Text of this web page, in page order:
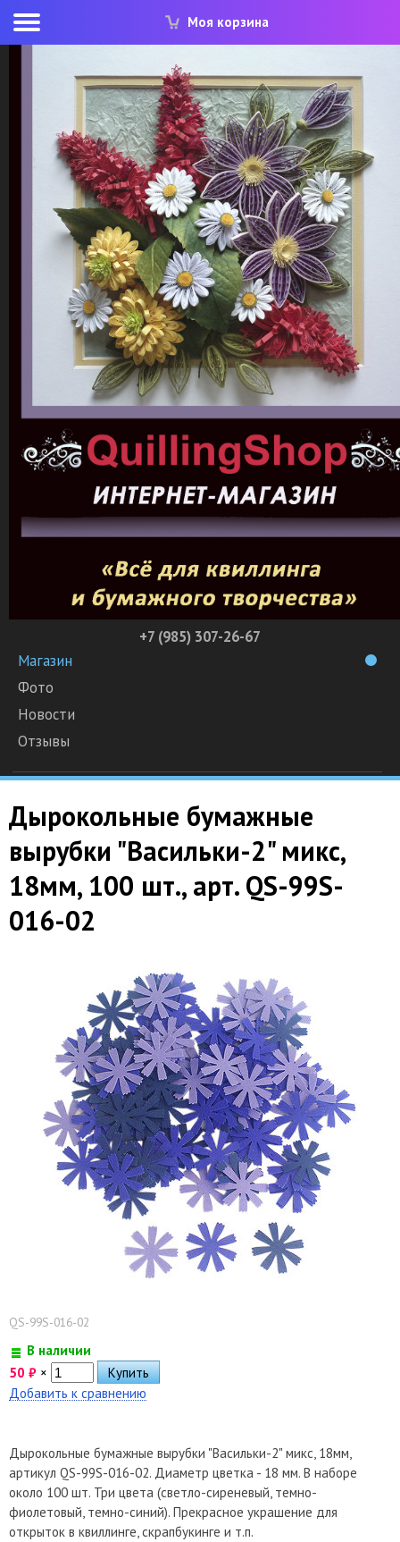
Моя корзина
+7 (985) 307-26-67
Магазин
Фото
Новости
Отзывы
Дырокольные бумажные
вырубки "Васильки-2" микс,
18мм, 100 шт., арт. QS-99S-
016-02
QS-99S-016-02
В наличии
50 ₽ ×
Добавить к сравнению
Дырокольные бумажные вырубки "Васильки-2" микс, 18мм,
артикул QS-99S-016-02. Диаметр цветка - 18 мм. В наборе
около 100 шт. Три цвета (светло-сиреневый, темно-
фиолетовый, темно-синий). Прекрасное украшение для
открыток в квиллинге, скрапбукинге и т.п.